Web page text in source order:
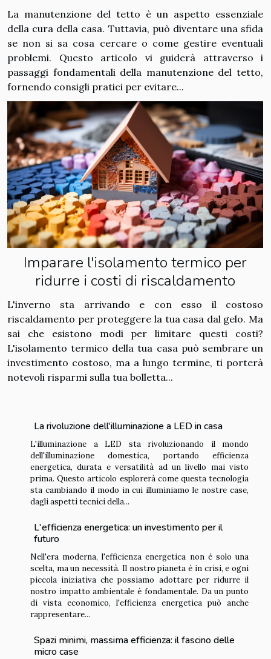
La manutenzione del tetto è un aspetto essenziale
della cura della casa. Tuttavia, può diventare una sfida
se non si sa cosa cercare o come gestire eventuali
problemi. Questo articolo vi guiderà attraverso i
passaggi fondamentali della manutenzione del tetto,
fornendo consigli pratici per evitare...
Imparare l'isolamento termico per
ridurre i costi di riscaldamento
L'inverno sta arrivando e con esso il costoso
riscaldamento per proteggere la tua casa dal gelo. Ma
sai che esistono modi per limitare questi costi?
L'isolamento termico della tua casa può sembrare un
investimento costoso, ma a lungo termine, ti porterà
notevoli risparmi sulla tua bolletta...
La rivoluzione dell'illuminazione a LED in casa
L'illuminazione a LED sta rivoluzionando il mondo
dell'illuminazione domestica, portando efficienza
energetica, durata e versatilità ad un livello mai visto
prima. Questo articolo esplorerà come questa tecnologia
sta cambiando il modo in cui illuminiamo le nostre case,
dagli aspetti tecnici della...
L'efficienza energetica: un investimento per il
futuro
Nell'era moderna, l'efficienza energetica non è solo una
scelta, ma un necessità. Il nostro pianeta è in crisi, e ogni
piccola iniziativa che possiamo adottare per ridurre il
nostro impatto ambientale è fondamentale. Da un punto
di vista economico, l'efficienza energetica può anche
rappresentare...
Spazi minimi, massima efficienza: il fascino delle
micro case